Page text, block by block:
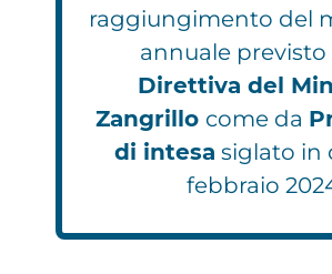
raggiungimento del
annuale previsto
Direttiva del
Zangrillo come da
di intesa siglato in
febbraio